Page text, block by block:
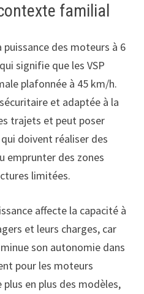
familial
des moteurs à 6
signifie que les VSP
plafonnée à 45 km/h.
et adaptée à la
trajets et peut poser
doivent réaliser des
emprunter des zones
limitées.
affecte la capacité à
et leurs charges, car
son autonomie dans
pour les moteurs
en plus des modèles,